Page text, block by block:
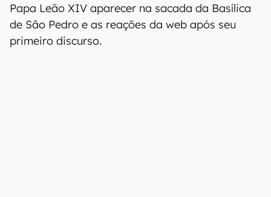
Papa Leão XIV aparecer na sacada da Basílica
de São Pedro e as reações da web após seu
primeiro discurso.